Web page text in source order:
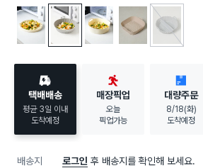
원형 20.5 cm원형 21 cm 사각형 22 cm칸 나눔 18 cm
택배배송
평균 3일 이내
도착예정
매장픽업
오늘
픽업가능
대량주문
8/18(화)
도착예정
배송지 로그인 후 배송지를 확인해 보세요.